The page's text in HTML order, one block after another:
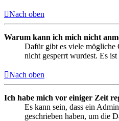
Nach oben
Warum kann ich mich nicht
Dafür gibt es viele mögliche
nicht gesperrt wurdest. Es
Nach oben
Ich habe mich vor einiger Zeit
Es kann sein, dass ein
geschrieben haben, um die